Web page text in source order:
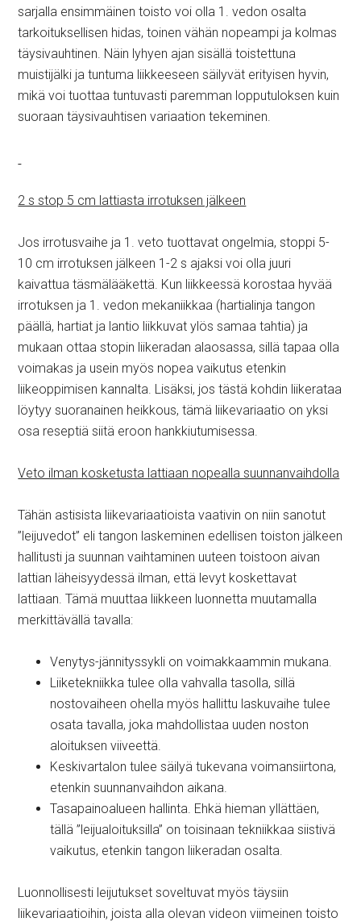
sarjalla ensimmäinen toisto voi olla 1. vedon osalta
tarkoituksellisen hidas, toinen vähän nopeampi ja kolmas
täysivauhtinen. Näin lyhyen ajan sisällä toistettuna
muistijälki ja tuntuma liikkeeseen säilyvät erityisen hyvin,
mikä voi tuottaa tuntuvasti paremman lopputuloksen kuin
suoraan täysivauhtisen variaation tekeminen.
2 s stop 5 cm lattiasta irrotuksen jälkeen
Jos irrotusvaihe ja 1. veto tuottavat ongelmia, stoppi 5-
10 cm irrotuksen jälkeen 1-2 s ajaksi voi olla juuri
kaivattua täsmälääkettä. Kun liikkeessä korostaa hyvää
irrotuksen ja 1. vedon mekaniikkaa (hartialinja tangon
päällä, hartiat ja lantio liikkuvat ylös samaa tahtia) ja
mukaan ottaa stopin liikeradan alaosassa, sillä tapaa olla
voimakas ja usein myös nopea vaikutus etenkin
liikeoppimisen kannalta. Lisäksi, jos tästä kohdin liikerataa
löytyy suoranainen heikkous, tämä liikevariaatio on yksi
osa reseptiä siitä eroon hankkiutumisessa.
Veto ilman kosketusta lattiaan nopealla suunnanvaihdolla
Tähän astisista liikevariaatioista vaativin on niin sanotut
”leijuvedot” eli tangon laskeminen edellisen toiston jälkeen
hallitusti ja suunnan vaihtaminen uuteen toistoon aivan
lattian läheisyydessä ilman, että levyt koskettavat
lattiaan. Tämä muuttaa liikkeen luonnetta muutamalla
merkittävällä tavalla:
Venytys-jännityssykli on voimakkaammin mukana.
Liiketekniikka tulee olla vahvalla tasolla, sillä
nostovaiheen ohella myös hallittu laskuvaihe tulee
osata tavalla, joka mahdollistaa uuden noston
aloituksen viiveettä.
Keskivartalon tulee säilyä tukevana voimansiirtona,
etenkin suunnanvaihdon aikana.
Tasapainoalueen hallinta. Ehkä hieman yllättäen,
tällä ”leijualoituksilla” on toisinaan tekniikkaa siistivä
vaikutus, etenkin tangon liikeradan osalta.
Luonnollisesti leijutukset soveltuvat myös täysiin
liikevariaatioihin, joista alla olevan videon viimeinen toisto